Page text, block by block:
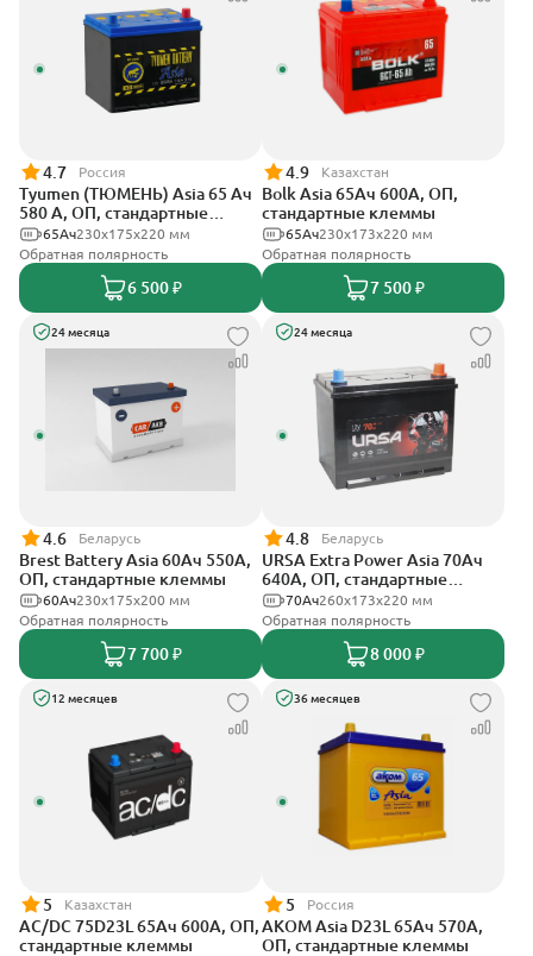
4.7 Россия
Tyumen (ТЮМЕНЬ) Asia 65 Ач
580 А, ОП, стандартные
клеммы230x175x220 мм
65Ач
Обратная полярность
6 500 ₽
4.9 Казахстан
Bolk Asia 65Ач 600А, ОП,
стандартные клеммы
230x173x220 мм
65Ач
Обратная полярность
7 500 ₽
24 месяца
4.6 Беларусь
Brest Battery Asia 60Ач 550А,
ОП, стандартные клеммы
230x175x200 мм
60Ач
Обратная полярность
7 700 ₽
24 месяца
4.8 Беларусь
URSA Extra Power Asia 70Ач
640А, ОП, стандартные
клеммы260x173x220 мм
70Ач
Обратная полярность
8 000 ₽
12 месяцев
5 Казахстан
AC/DC 75D23L 65Ач 600А, ОП,
стандартные клеммы
36 месяцев
5 Россия
АКОМ Asia D23L 65Ач 570А,
ОП, стандартные клеммы